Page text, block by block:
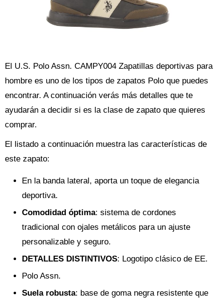
El U.S. Polo Assn. CAMPY004 Zapatillas deportivas para
hombre es uno de los tipos de zapatos Polo que puedes
encontrar. A continuación verás más detalles que te
ayudarán a decidir si es la clase de zapato que quieres
comprar.
El listado a continuación muestra las características de
este zapato:
En la banda lateral, aporta un toque de elegancia
deportiva.
Comodidad óptima: sistema de cordones
tradicional con ojales metálicos para un ajuste
personalizable y seguro.
DETALLES DISTINTIVOS: Logotipo clásico de EE.
Polo Assn.
Suela robusta: base de goma negra resistente que